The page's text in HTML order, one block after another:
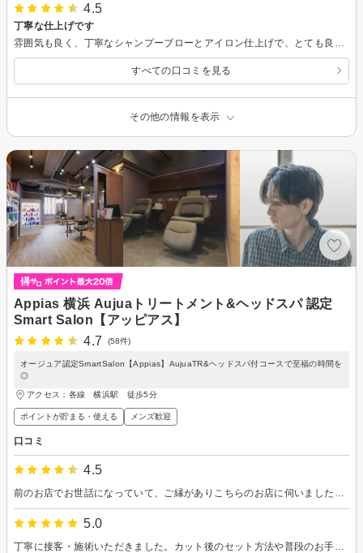
4.5
丁寧な仕上げです
すべての口コミを見る
その他の情報を表示
Appias 横浜 Aujuaトリートメント&ヘッドスパ 認定
Smart Salon【アッピアス】
4.7
(58件)
オージュア認定SmartSalon【Appias】AujuaTR&ヘッドスパ付コースで至福の時間を
◎
アクセス：各線 横浜駅 徒歩5分
ポイントが貯まる・使える メンズ歓迎
口コミ
4.5
5.0